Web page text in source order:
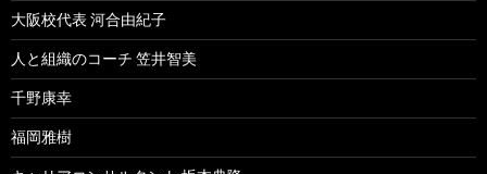
大阪校代表 河合由紀子
人と組織のコーチ 笠井智美
千野康幸
福岡雅樹